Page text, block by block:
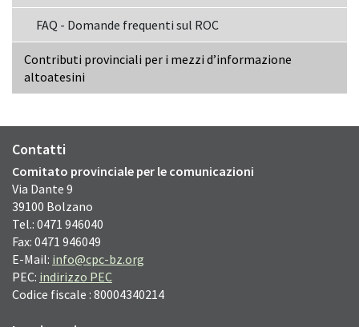
FAQ - Domande frequenti sul ROC
Contributi provinciali per i mezzi d’informazione
altoatesini
Contatti
Comitato provinciale per le comunicazioni
Via Dante 9
39100 Bolzano
Tel.: 0471 946040
Fax: 0471 946049
E-Mail: info@cpc-bz.org
PEC: indirizzo PEC
Codice fiscale : 80004340214